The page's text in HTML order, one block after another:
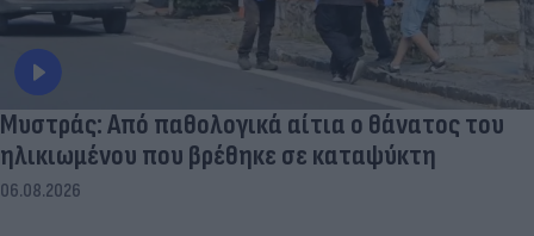
Μυστράς: Από παθολογικά αίτια ο θάνατος του
ηλικιωμένου που βρέθηκε σε καταψύκτη
06.08.2026